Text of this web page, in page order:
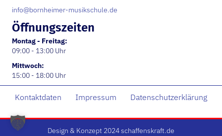
info@bornheimer-musikschule.de
Öffnungs­zeiten
Montag - Freitag:
09:00 - 13:00 Uhr
Mittwoch:
15:00 - 18:00 Uhr
Kontaktdaten Impressum Datenschutzerklärung
Design & Konzept 2024 schaffenskraft.de